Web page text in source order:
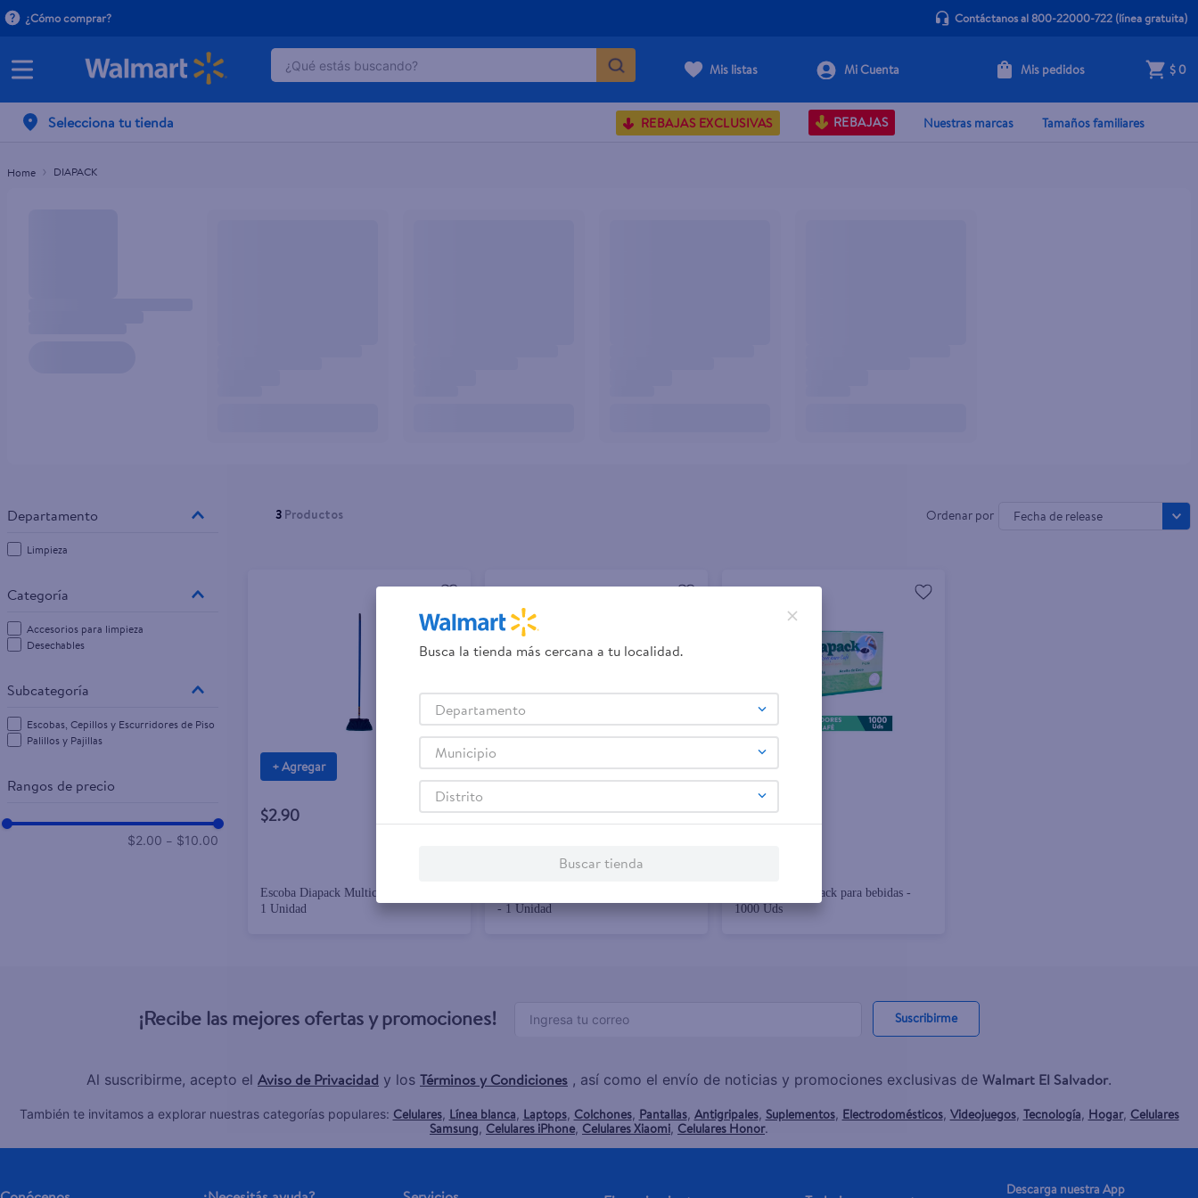
¿Cómo comprar? Contáctanos al 800-22000-722(línea gratuita)
¿Qué estás buscando?
Mis listas Mis pedidos $ 0
Selecciona tu tienda REBAJAS EXCLUSIVAS REBAJAS Nuestras marcas Tamaños familiares
DIAPACK
Limpieza
Accesorios para limpieza
Desechables
Escobas, Cepillos y Escurridores de Piso
Palillos y Pajillas
Rangos de precio
$2.00 – $10.00
3 Productos Fecha de release
+ Agregar
$2.90
Escoba Diapack Multic Super Grande -
1 Unidad
+ Agregar
$2.40
- 1 Unidad
+ Agregar
$2.85
Removedor Diapack para bebidas -
1000 Uds
¡Recibe las mejores ofertas y promociones! Suscribirme
Al suscribirme, acepto el Aviso de Privacidad y los Términos y Condiciones , así como el envío de noticias y promociones exclusivas de Walmart El Salvador.
También te invitamos a explorar nuestras categorías populares: Celulares, Línea blanca, Laptops, Colchones, Pantallas, Antigripales, Suplementos, Electrodomésticos, Videojuegos, Tecnología, Hogar, Celulares
Samsung, Celulares iPhone, Celulares Xiaomi, Celulares Honor.
Descarga nuestra App
Busca la tienda más cercana a tu localidad.
Departamento
Municipio
Distrito
Buscar tienda
TÉRMINOS MÁS BUSCADOS